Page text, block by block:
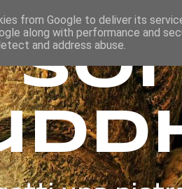
from Google to deliver its
along with performance and
and address abuse.